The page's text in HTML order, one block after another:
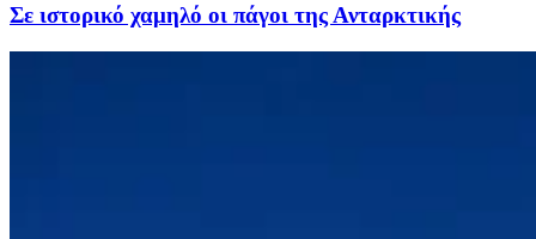
Σε ιστορικό χαμηλό οι πάγοι της Ανταρκτικής